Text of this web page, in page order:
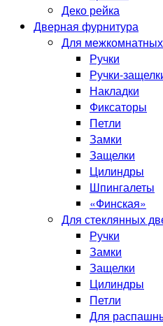
Деко рейка
Дверная фурнитура
Для
Ручки
Ручки-
Накладки
Фиксаторы
Петли
Замки
Защелки
Цилиндры
Шпингалеты
«Финская»
Для стеклянных
Ручки
Замки
Защелки
Цилиндры
Петли
Для